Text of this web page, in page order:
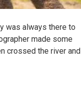
was always there to
made some
crossed the river and